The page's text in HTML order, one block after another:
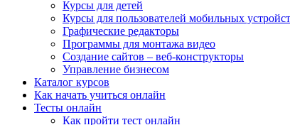
Курсы для детей
Курсы для пользователей мобильных
Графические редакторы
Программы для монтажа видео
Создание сайтов – веб-конструкторы
Управление бизнесом
Каталог курсов
Как начать учиться онлайн
Тесты онлайн
Как пройти тест онлайн